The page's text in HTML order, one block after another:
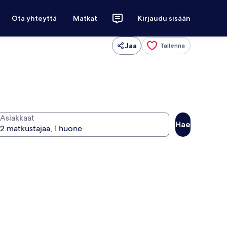
Ota yhteyttä Matkat Kirjaudu sisään
Jaa Tallenna
Asiakkaat
Hae